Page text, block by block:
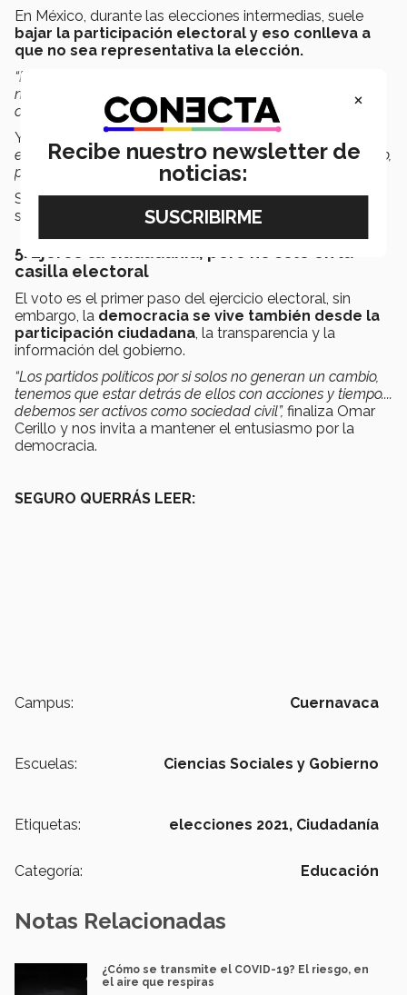
En México, durante las elecciones intermedias, suele
bajar la participación electoral y eso conlleva a
que no sea representativa la elección.
“En los jóvenes está el decidir la forma de gobierno de
nuestro país y
ejercer de manera responsable su
ciudadanía”,
expresa Zoraida García.
Y añade:
“Si los jóvenes salen a votar este 6 de junio,
establecerán un parteaguas de lo que quizás en un futuro,
puede tener un final feliz”.
Si no sabes dónde te toca votar,ubica tu casillaen el
sitio del INE.
5. Ejerce tu ciudadanía, pero no sólo en la
casilla electoral
El voto es el primer paso del ejercicio electoral, sin
embargo, la democracia se vive también desde la
participación ciudadana, la transparencia y la
información del gobierno.
“Los partidos políticos por si solos no generan un cambio,
tenemos que estar detrás de ellos con acciones y tiempo....
debemos ser activos como sociedad civil”, finaliza Omar
Cerillo y nos invita a mantener el entusiasmo por la
democracia.
SEGURO QUERRÁS LEER:
Campus: Cuernavaca
Escuelas: Ciencias Sociales y Gobierno
Etiquetas: elecciones 2021, Ciudadanía
Categoría: Educación
Notas Relacionadas
¿Cómo se transmite el COVID-19? El riesgo, en
el aire que respiras
×
Recibe nuestro newsletter de
noticias: